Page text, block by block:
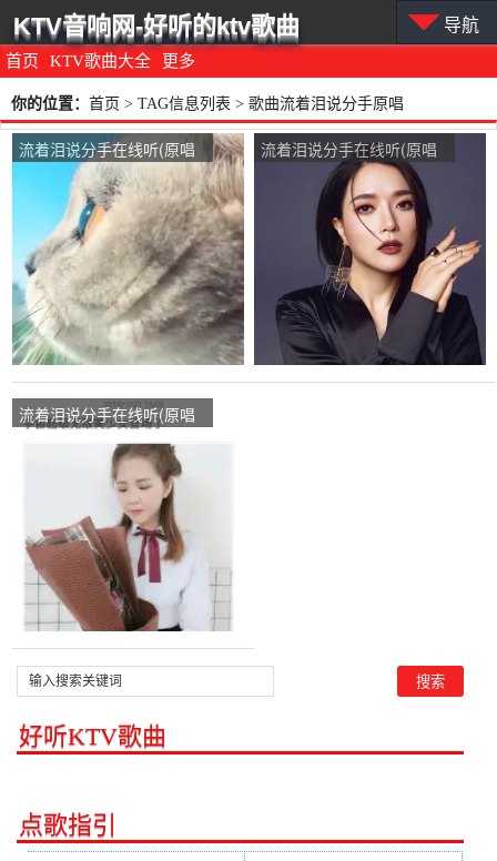
首页 KTV歌曲大全 更多
KTV音响网-好听的ktv歌曲 导航
你的位置： 首页 > TAG信息列表 > 歌曲流着泪说分手原唱
流着泪说分手在线听(原唱
是金志文)，喜呵呵。演唱
点播:62次
流着泪说分手在线听(原唱
是庄心妍)，琪演唱点播:21
流着泪说分手在线听(原唱
是庄心妍)，啦啦演唱点
好听KTV歌曲
点歌指引